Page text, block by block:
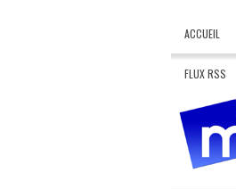
ACCUEIL
FLUX RSS